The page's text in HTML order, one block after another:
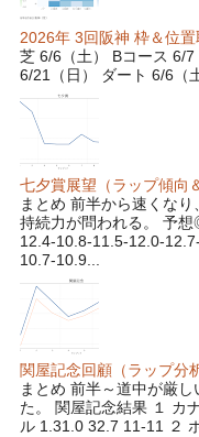
2026年 3回阪神 枠＆位置
芝 6/6（土） Bコース 6/7
6/21（日） ダート 6/6（
七夕賞展望（ラップ傾向
まとめ 前半から速くな
持続力が問われる。 予
12.4-10.8-11.5-12.0-
10.7-10.9...
関屋記念回顧（ラップ分
まとめ 前半～道中が厳
た。 関屋記念結果 １ カ
ル 1.31.0 32.7 11-11 ２